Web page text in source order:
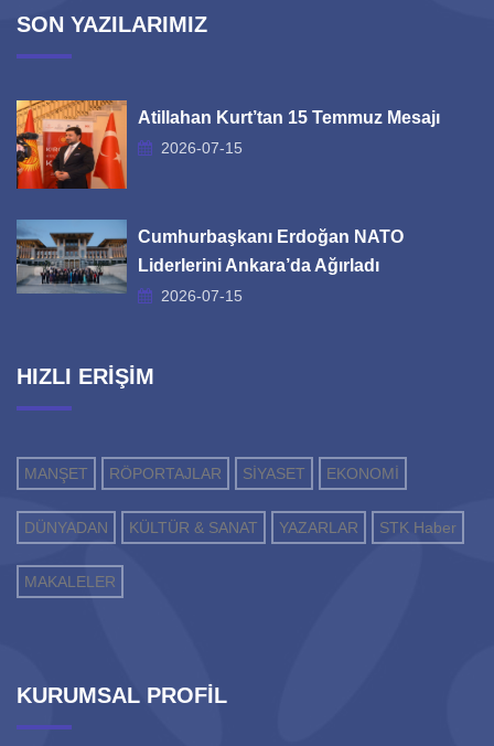
SON YAZILARIMIZ
Atillahan Kurt’tan 15 Temmuz Mesajı
2026-07-15
Cumhurbaşkanı Erdoğan NATO
Liderlerini Ankara’da Ağırladı
2026-07-15
HIZLI ERİŞİM
MANŞET RÖPORTAJLAR SİYASET EKONOMİ
DÜNYADAN KÜLTÜR & SANAT YAZARLAR STK Haber
MAKALELER
KURUMSAL PROFİL